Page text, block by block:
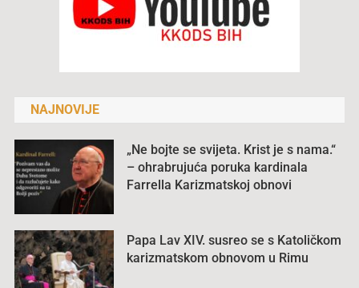
NAJNOVIJE
„Ne bojte se svijeta. Krist je s nama.“
– ohrabrujuća poruka kardinala
Farrella Karizmatskoj obnovi
Papa Lav XIV. susreo se s Katoličkom
karizmatskom obnovom u Rimu